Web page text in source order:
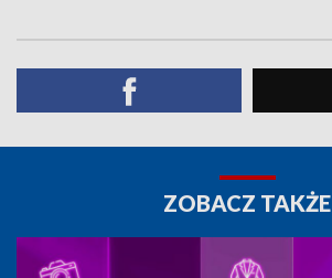
ZOBACZ TAKŻE